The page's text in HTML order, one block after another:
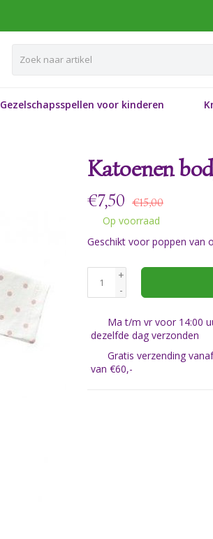
Gezelschapsspellen voor kinderen
Katoenen
€7,50 €15,00
Op voorraad
Geschikt voor poppen van
+
-
Ma t/m vr voor 14:00
dezelfde dag verzonden
Gratis verzending
van €60,-